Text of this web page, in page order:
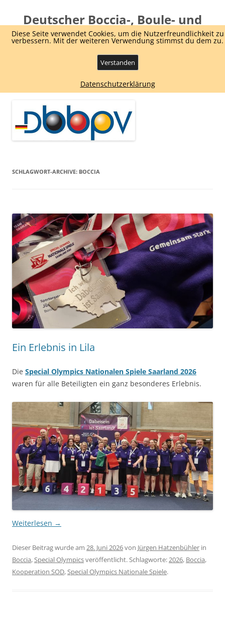
Deutscher Boccia-, Boule- und
Pétanque Verband e.V.
Dachverband Boule und Boccia
Menü Inhalt
springen
SCHLAGWORT-ARCHIVE: BOCCIA
Ein Erlebnis in Lila
Die Special Olympics Nationalen Spiele Saarland 2026
waren für alle Beteiligten ein ganz besonderes Erlebnis.
Weiterlesen →
Dieser Beitrag wurde am 28. Juni 2026von Jürgen Hatzenbühler in
Boccia,Special Olympicsveröffentlicht. Schlagworte:2026, Boccia,
Kooperation SOD,Special Olympics Nationale Spiele.
Diese Seite verwendet Cookies, um die Nutzerfreundlichkeit zu
verbessern. Mit der weiteren Verwendung stimmst du dem zu.
Verstanden
Datenschutzerklärung